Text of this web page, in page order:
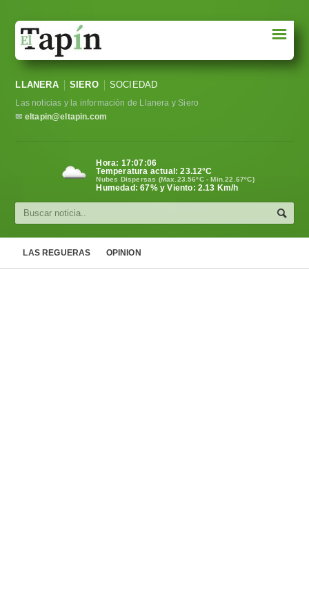
Sociedad
Política
Cultura
☰
LLANERA SIERO SOCIEDAD
Las noticias y la información de Llanera y Siero
✉ eltapin@eltapin.com
Hora: 17:07:07
Temperatura actual:23.12°C
Nubes Dispersas (Max.23.56ºC - Min.22.67ºC)
Humedad: 67% y Viento: 2.13 Km/h
LAS REGUERAS OPINION